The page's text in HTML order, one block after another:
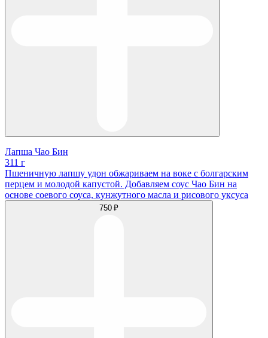
Лапша Чао Бин
311 г
Пшеничную лапшу удон обжариваем на воке с болгарским
перцем и молодой капустой. Добавляем соус Чао Бин на
основе соевого соуса, кунжутного масла и рисового уксуса
750 ₽